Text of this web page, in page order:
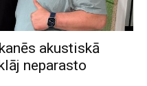
akustiskā
neparasto